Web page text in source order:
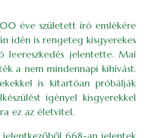
éve született író emlékére
idén is rengeteg kisgyerekes
jelentette. Mai
a nem mindennapi kihívást.
is kitartóan próbálják
igényel kisgyerekkel
ez az életvitel.
668-an jelentek